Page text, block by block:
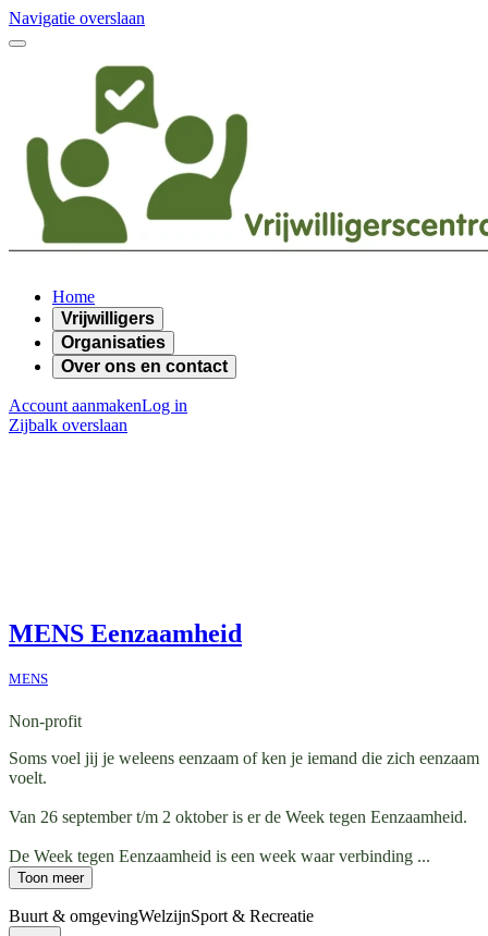
Navigatie overslaan
Home
Vrijwilligers
Organisaties
Over ons en contact
Account aanmakenLog in
Zijbalk overslaan
MENS Eenzaamheid
MENS
Non-profit
Soms voel jij je weleens eenzaam of ken je iemand die zich eenzaam
voelt.
Van 26 september t/m 2 oktober is er de Week tegen Eenzaamheid.
De Week tegen Eenzaamheid is een week waar verbinding ...
Toon meer
Buurt & omgevingWelzijnSport & Recreatie